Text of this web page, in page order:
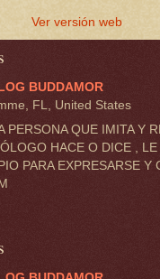
Ver versión web
BUDDAMOR
FL, United States
PERSONA QUE IMITA Y
HACE O DICE ,
PARA EXPRESARSE Y